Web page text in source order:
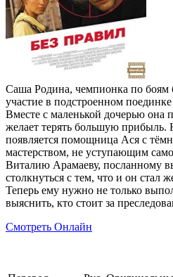
Саша Родина, чемпионка по боям
участие в подстроенном
Вместе с маленькой дочерью она
желает терять большую прибыль.
появляется помощница Ася с
мастерством, не уступающим
Виталию Арамаеву, посланному
столкнуться с тем, что и он стал
Теперь ему нужно не только
выяснить, кто стоит за
Смотреть Онлайн